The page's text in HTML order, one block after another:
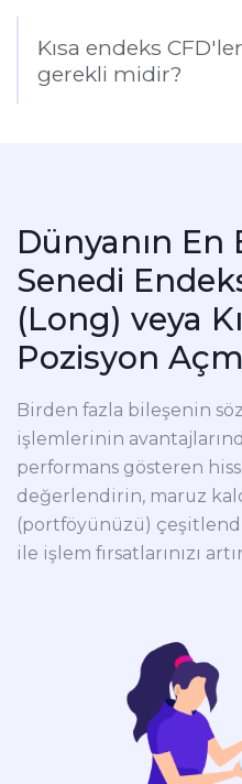
Kısa endeks
gerekli midir?
Dünyanın En
Senedi
(Long) veya
Pozisyon
Birden fazla bileşenin
işlemlerinin
performans gösteren
değerlendirin, maruz
(portföyünüzü)
ile işlem fırsatlarınızı